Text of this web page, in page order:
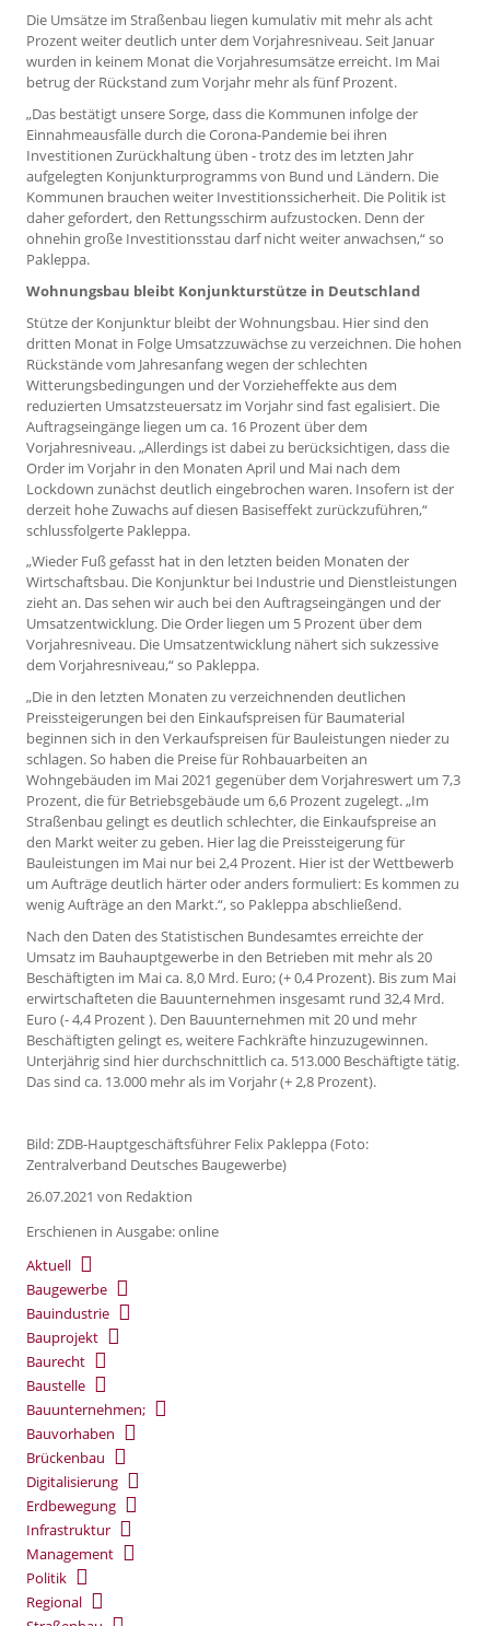
Die Umsätze im Straßenbau liegen kumulativ mit mehr als acht
Prozent weiter deutlich unter dem Vorjahresniveau. Seit Januar
wurden in keinem Monat die Vorjahresumsätze erreicht. Im Mai
betrug der Rückstand zum Vorjahr mehr als fünf Prozent.
„Das bestätigt unsere Sorge, dass die Kommunen infolge der
Einnahmeausfälle durch die Corona-Pandemie bei ihren
Investitionen Zurückhaltung üben - trotz des im letzten Jahr
aufgelegten Konjunkturprogramms von Bund und Ländern. Die
Kommunen brauchen weiter Investitionssicherheit. Die Politik ist
daher gefordert, den Rettungsschirm aufzustocken. Denn der
ohnehin große Investitionsstau darf nicht weiter anwachsen,“ so
Pakleppa.
Wohnungsbau bleibt Konjunkturstütze in Deutschland
Stütze der Konjunktur bleibt der Wohnungsbau. Hier sind den
dritten Monat in Folge Umsatzzuwächse zu verzeichnen. Die hohen
Rückstände vom Jahresanfang wegen der schlechten
Witterungsbedingungen und der Vorzieheffekte aus dem
reduzierten Umsatzsteuersatz im Vorjahr sind fast egalisiert. Die
Auftragseingänge liegen um ca. 16 Prozent über dem
Vorjahresniveau. „Allerdings ist dabei zu berücksichtigen, dass die
Order im Vorjahr in den Monaten April und Mai nach dem
Lockdown zunächst deutlich eingebrochen waren. Insofern ist der
derzeit hohe Zuwachs auf diesen Basiseffekt zurückzuführen,“
schlussfolgerte Pakleppa.
„Wieder Fuß gefasst hat in den letzten beiden Monaten der
Wirtschaftsbau. Die Konjunktur bei Industrie und Dienstleistungen
zieht an. Das sehen wir auch bei den Auftragseingängen und der
Umsatzentwicklung. Die Order liegen um 5 Prozent über dem
Vorjahresniveau. Die Umsatzentwicklung nähert sich sukzessive
dem Vorjahresniveau,“ so Pakleppa.
„Die in den letzten Monaten zu verzeichnenden deutlichen
Preissteigerungen bei den Einkaufspreisen für Baumaterial
beginnen sich in den Verkaufspreisen für Bauleistungen nieder zu
schlagen. So haben die Preise für Rohbauarbeiten an
Wohngebäuden im Mai 2021 gegenüber dem Vorjahreswert um 7,3
Prozent, die für Betriebsgebäude um 6,6 Prozent zugelegt. „Im
Straßenbau gelingt es deutlich schlechter, die Einkaufspreise an
den Markt weiter zu geben. Hier lag die Preissteigerung für
Bauleistungen im Mai nur bei 2,4 Prozent. Hier ist der Wettbewerb
um Aufträge deutlich härter oder anders formuliert: Es kommen zu
wenig Aufträge an den Markt.“, so Pakleppa abschließend.
Nach den Daten des Statistischen Bundesamtes erreichte der
Umsatz im Bauhauptgewerbe in den Betrieben mit mehr als 20
Beschäftigten im Mai ca. 8,0 Mrd. Euro; (+ 0,4 Prozent). Bis zum Mai
erwirtschafteten die Bauunternehmen insgesamt rund 32,4 Mrd.
Euro (- 4,4 Prozent ). Den Bauunternehmen mit 20 und mehr
Beschäftigten gelingt es, weitere Fachkräfte hinzuzugewinnen.
Unterjährig sind hier durchschnittlich ca. 513.000 Beschäftigte tätig.
Das sind ca. 13.000 mehr als im Vorjahr (+ 2,8 Prozent).
Bild: ZDB-Hauptgeschäftsführer Felix Pakleppa (Foto:
Zentralverband Deutsches Baugewerbe)
26.07.2021 von Redaktion
Erschienen in Ausgabe: online
Aktuell
Baugewerbe
Bauindustrie
Bauprojekt
Baurecht
Baustelle
Bauunternehmen;
Bauvorhaben
Brückenbau
Digitalisierung
Erdbewegung
Infrastruktur
Management
Politik
Regional